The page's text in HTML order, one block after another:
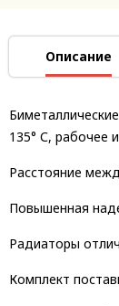
Описание
135° С, рабочее
Расстояние
Повышенная
Радиаторы
Комплект